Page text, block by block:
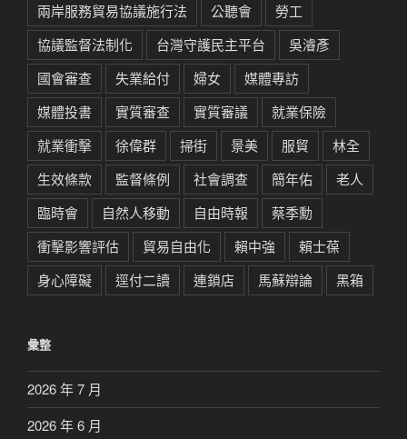
兩岸服務貿易協議施行法
公聽會
勞工
協議監督法制化
台灣守護民主平台
吳濬彥
國會審查
失業給付 婦女
媒體專訪
媒體投書
實質審查 實質審議
就業保險
就業衝擊
徐偉群 掃街 景美 服貿
林全
生效條款
監督條例 社會調查 簡年佑
老人
臨時會
自然人移動 自由時報
蔡季勳
衝擊影響評估
貿易自由化 賴中強
賴士葆
身心障礙
逕付二讀 連鎖店 馬蘇辯論 黑箱
彙整
2026 年 7 月
2026 年 6 月